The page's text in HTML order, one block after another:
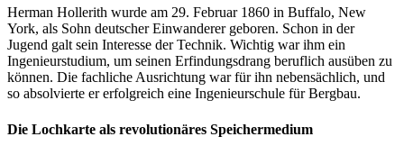
Herman Hollerith wurde am 29. Februar 1860 in Buffalo, New
York, als Sohn deutscher Einwanderer geboren. Schon in der
Jugend galt sein Interesse der Technik. Wichtig war ihm ein
Ingenieurstudium, um seinen Erfindungsdrang beruflich ausüben zu
können. Die fachliche Ausrichtung war für ihn nebensächlich, und
so absolvierte er erfolgreich eine Ingenieurschule für Bergbau.
Die Lochkarte als revolutionäres Speichermedium